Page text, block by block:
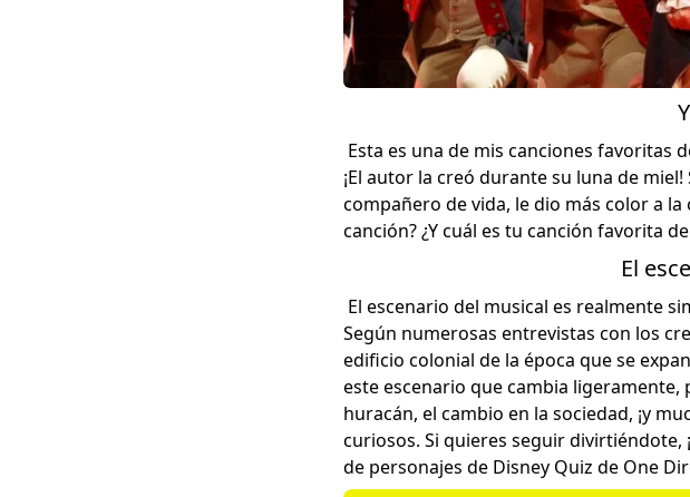
Esta es una de mis canciones favoritas
¡El autor la creó durante su luna de
compañero de vida, le dio más color a
canción? ¿Y cuál es tu canción favorita
El
El escenario del musical es realmente
Según numerosas entrevistas con los
edificio colonial de la época que se
este escenario que cambia
huracán, el cambio en la sociedad, ¡y
curiosos. Si quieres seguir divirtiéndote,
de personajes de Disney Quiz de One